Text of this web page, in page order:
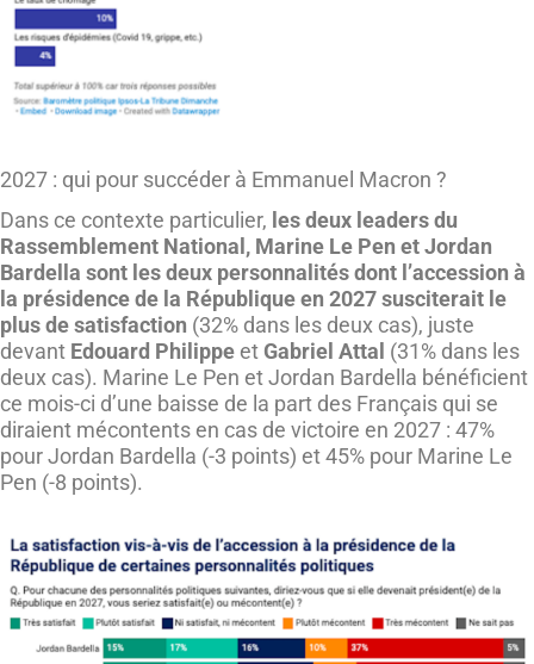
2027 : qui pour succéder à Emmanuel Macron ?
Dans ce contexte particulier, les deux leaders du
Rassemblement National, Marine Le Pen et Jordan
Bardella sont les deux personnalités dont l’accession à
la présidence de la République en 2027 susciterait le
plus de satisfaction (32% dans les deux cas), juste
devant Edouard Philippe et Gabriel Attal (31% dans les
deux cas). Marine Le Pen et Jordan Bardella bénéficient
ce mois-ci d’une baisse de la part des Français qui se
diraient mécontents en cas de victoire en 2027 : 47%
pour Jordan Bardella (-3 points) et 45% pour Marine Le
Pen (-8 points).